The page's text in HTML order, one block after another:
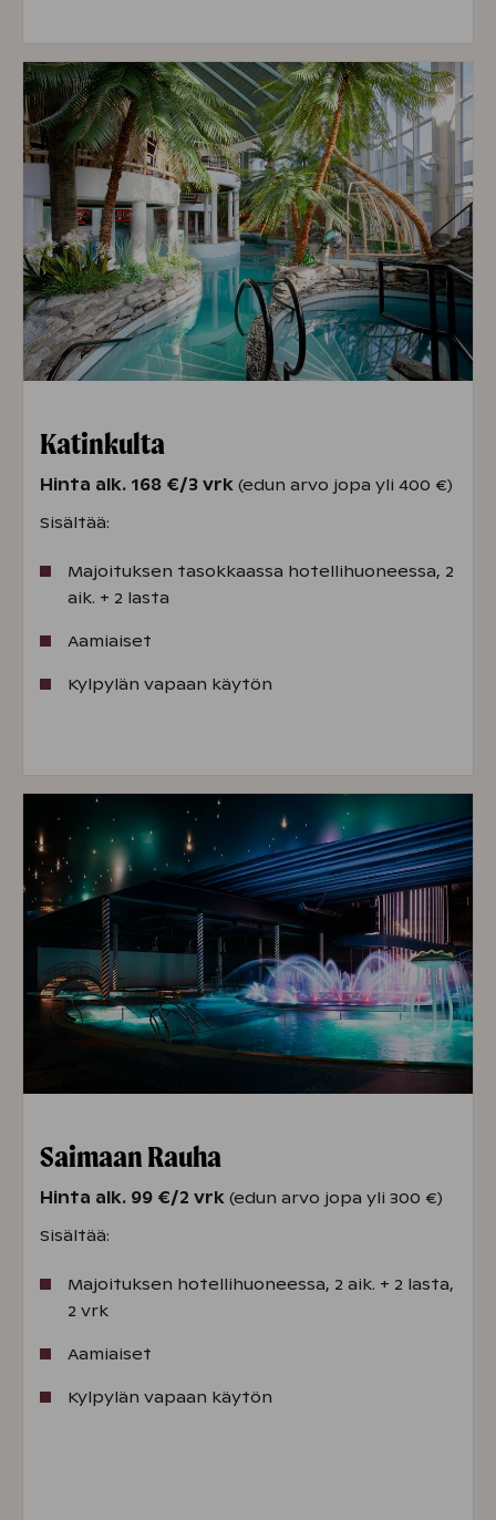
Katinkulta
Hinta alk. 168 €/3 vrk (edun arvo jopa yli 400 €)
Sisältää:
Majoituksen tasokkaassa hotellihuoneessa, 2
aik. + 2 lasta
Aamiaiset
Kylpylän vapaan käytön
Saimaan Rauha
Hinta alk. 99 €/2 vrk (edun arvo jopa yli 300 €)
Sisältää:
Majoituksen hotellihuoneessa, 2 aik. + 2 lasta,
2 vrk
Aamiaiset
Kylpylän vapaan käytön